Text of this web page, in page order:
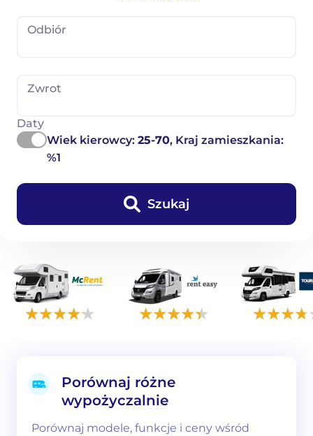
Odbiór
Zwrot
Daty
Wiek kierowcy:25-70, Kraj zamieszkania:
%1
Szukaj
Porównaj różne
wypożyczalnie
Porównaj modele, funkcje i ceny wśród